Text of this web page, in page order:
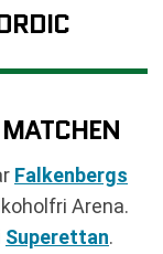
Falkenbergs
Arena.
Superettan.